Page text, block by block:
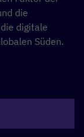
die
digitale
Süden.